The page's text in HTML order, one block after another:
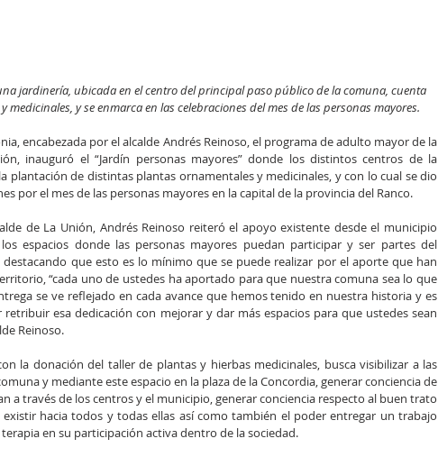
jardinería, ubicada en el centro del principal paso público de la comuna, cuenta
medicinales, y se enmarca en las celebraciones del mes de las personas mayores.
encabezada por el alcalde Andrés Reinoso, el programa de adulto mayor de la
inauguró el “Jardín personas mayores” donde los distintos centros de la
plantación de distintas plantas ornamentales y medicinales, y con lo cual se dio
por el mes de las personas mayores en la capital de la provincia del Ranco.
de La Unión, Andrés Reinoso reiteró el apoyo existente desde el municipio
espacios donde las personas mayores puedan participar y ser partes del
que esto es lo mínimo que se puede realizar por el aporte que han
“cada uno de ustedes ha aportado para que nuestra comuna sea lo que
se ve reflejado en cada avance que hemos tenido en nuestra historia y es
esa dedicación con mejorar y dar más espacios para que ustedes sean
Reinoso.
la donación del taller de plantas y hierbas medicinales, busca visibilizar a las
y mediante este espacio en la plaza de la Concordia, generar conciencia de
a través de los centros y el municipio, generar conciencia respecto al buen trato
hacia todos y todas ellas así como también el poder entregar un trabajo
en su participación activa dentro de la sociedad.